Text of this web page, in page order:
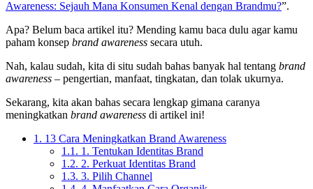
Awareness: Sejauh Mana Konsumen Kenal dengan Brandmu?”.
Apa? Belum baca artikel itu? Mending kamu baca dulu agar kamu
paham konsep brand awareness secara utuh.
Nah, kalau sudah, kita di situ sudah bahas banyak hal tentang brand
awareness – pengertian, manfaat, tingkatan, dan tolak ukurnya.
Sekarang, kita akan bahas secara lengkap gimana caranya
meningkatkan brand awareness di artikel ini!
1. 13 Cara Meningkatkan Brand Awareness
1.1. 1. Tentukan Identitas Brand
1.2. 2. Perkuat Identitas Brand
1.3. 3. Pilih Channel